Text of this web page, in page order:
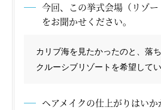
ニューカレドニア
フィジー
今回、この挙式会場（リゾ
をお聞かせください。
カリブ海を見たかったのと、落
クルーシブリゾートを希望して
ヘアメイクの仕上がりはい